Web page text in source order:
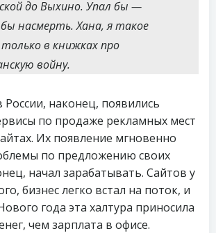
до Выхино. Упал бы —
бы насмерть. Хана, я такое
в книжках про
войну.
России, наконец, появились
по продаже рекламных мест
Их появление мгновенно
по предложению своих
начал зарабатывать. Сайтов у
бизнес легко встал на поток, и
года эта халтура приносила
чем зарплата в офисе.